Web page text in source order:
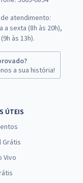
atendimento:
a sexta (8h às 20h),
às 13h).
a sua história!
ÚTEIS
Grátis
Vivo